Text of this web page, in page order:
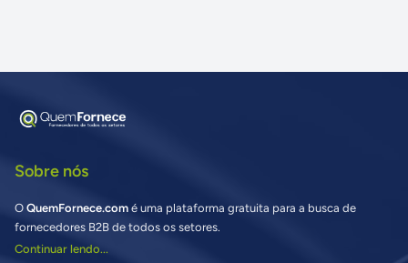
Sobre nós
O QuemFornece.com é uma plataforma gratuita para a busca de
fornecedores B2B de todos os setores.
Continuar lendo...